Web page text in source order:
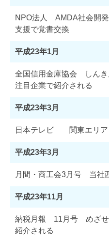
NPO法人 AMDA社会開
支援で覚書交換
平成23年1月
全国信用金庫協会 しん
注目企業で紹介される
平成23年3月
日本テレビ 関東エリア
平成23年3月
月間・商工会3月号 当社
平成23年11月
納税月報 11月号 めざ
紹介される